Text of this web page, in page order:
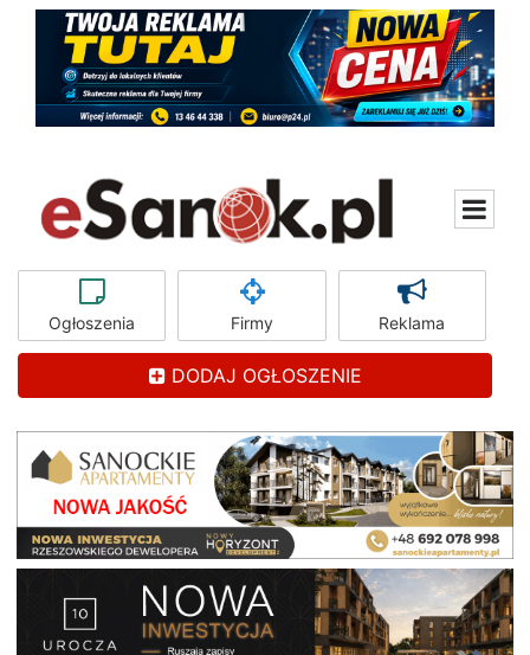
Ogłoszenia Firmy Reklama
DODAJ OGŁOSZENIE